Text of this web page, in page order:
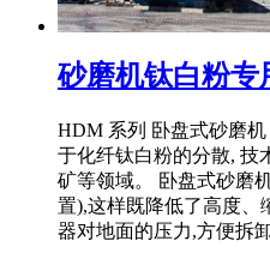
砂磨机钛白粉专
HDM 系列 卧盘式砂磨机
于化纤钛白粉的分散, 技
矿等领域。 卧盘式砂磨
置),这样既降低了高度、
器对地面的压力,方便拆